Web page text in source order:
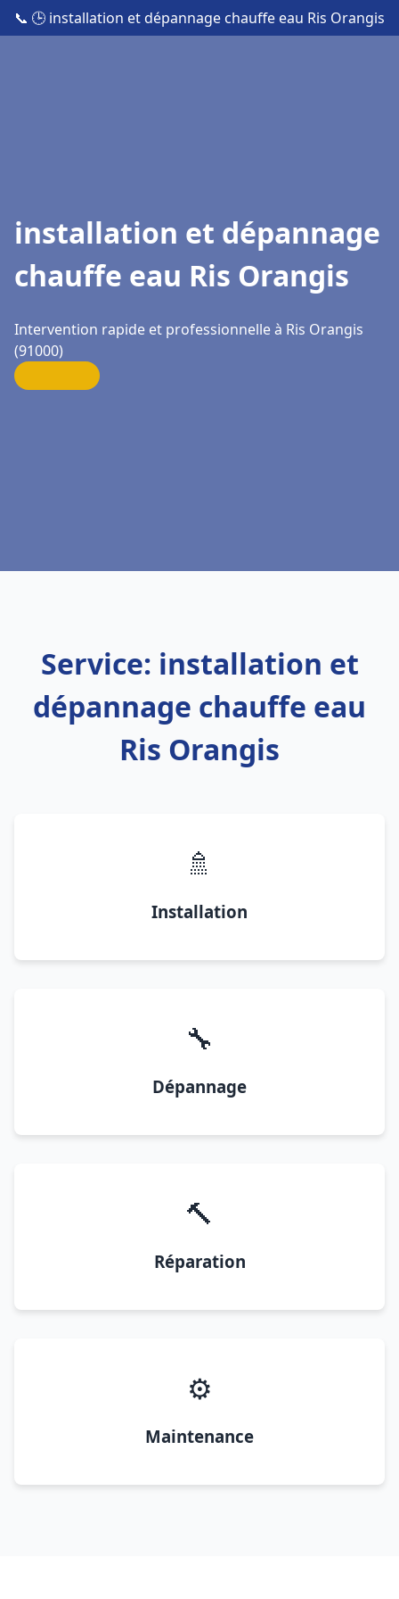
📞 🕒 installation et dépannage chauffe eau Ris Orangis
installation et dépannage
chauffe eau Ris Orangis
Intervention rapide et professionnelle à Ris Orangis
(91000)
Service: installation et
dépannage chauffe eau
Ris Orangis
🚿
Installation
🔧
Dépannage
🔨
Réparation
⚙️
Maintenance